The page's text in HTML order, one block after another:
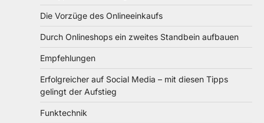
Die Vorzüge des Onlineeinkaufs
Durch Onlineshops ein zweites Standbein aufbauen
Empfehlungen
Erfolgreicher auf Social Media – mit diesen Tipps
gelingt der Aufstieg
Funktechnik